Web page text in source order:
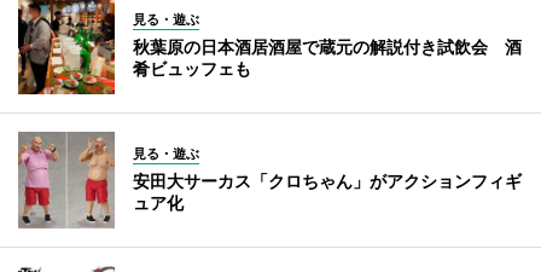
見る・遊ぶ
秋葉原の日本酒居酒屋で蔵元の解説付き試飲会 酒
肴ビュッフェも
見る・遊ぶ
安田大サーカス「クロちゃん」がアクションフィギ
ュア化